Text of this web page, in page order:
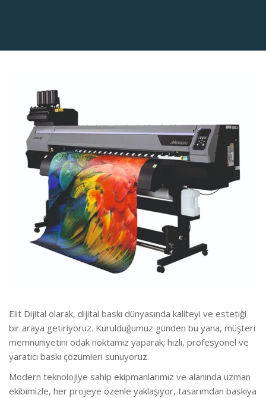
Elit Dijital olarak, dijital baskı dünyasında kaliteyi ve estetiği
bir araya getiriyoruz. Kurulduğumuz günden bu yana, müşteri
memnuniyetini odak noktamız yaparak; hızlı, profesyonel ve
yaratıcı baskı çözümleri sunuyoruz.
Modern teknolojiye sahip ekipmanlarımız ve alanında uzman
ekibimizle, her projeye özenle yaklaşıyor, tasarımdan baskıya